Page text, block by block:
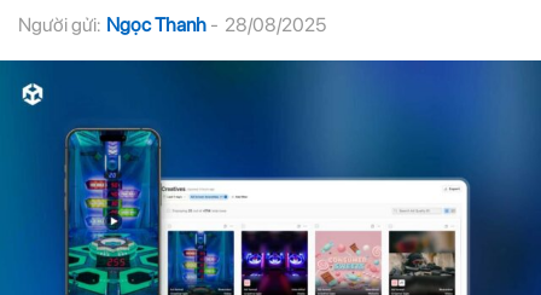
Người gửi: Ngọc Thanh - 28/08/2025